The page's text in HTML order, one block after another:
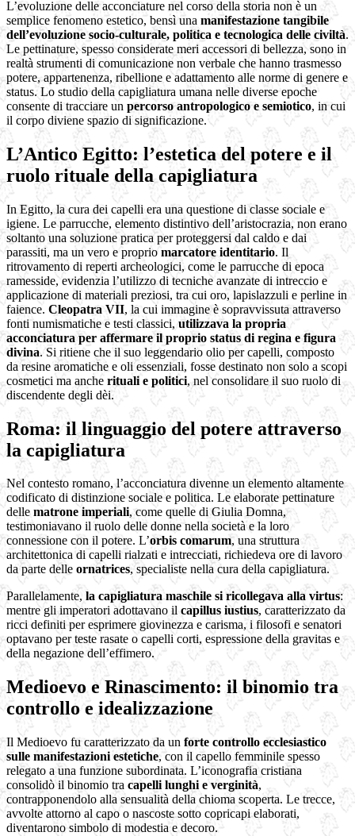
L’evoluzione delle acconciature nel corso della storia non è un
semplice fenomeno estetico, bensì una manifestazione tangibile
dell’evoluzione socio-culturale, politica e tecnologica delle civiltà.
Le pettinature, spesso considerate meri accessori di bellezza, sono in
realtà strumenti di comunicazione non verbale che hanno trasmesso
potere, appartenenza, ribellione e adattamento alle norme di genere e
status. Lo studio della capigliatura umana nelle diverse epoche
consente di tracciare un percorso antropologico e semiotico, in cui
il corpo diviene spazio di significazione.
L’Antico Egitto: l’estetica del potere e il
ruolo rituale della capigliatura
In Egitto, la cura dei capelli era una questione di classe sociale e
igiene. Le parrucche, elemento distintivo dell’aristocrazia, non erano
soltanto una soluzione pratica per proteggersi dal caldo e dai
parassiti, ma un vero e proprio marcatore identitario. Il
ritrovamento di reperti archeologici, come le parrucche di epoca
ramesside, evidenzia l’utilizzo di tecniche avanzate di intreccio e
applicazione di materiali preziosi, tra cui oro, lapislazzuli e perline in
faience. Cleopatra VII, la cui immagine è sopravvissuta attraverso
fonti numismatiche e testi classici, utilizzava la propria
acconciatura per affermare il proprio status di regina e figura
divina. Si ritiene che il suo leggendario olio per capelli, composto
da resine aromatiche e oli essenziali, fosse destinato non solo a scopi
cosmetici ma anche rituali e politici, nel consolidare il suo ruolo di
discendente degli dèi.
Roma: il linguaggio del potere attraverso
la capigliatura
Nel contesto romano, l’acconciatura divenne un elemento altamente
codificato di distinzione sociale e politica. Le elaborate pettinature
dellematrone imperiali, come quelle di Giulia Domna,
testimoniavano il ruolo delle donne nella società e la loro
connessione con il potere. L’orbis comarum, una struttura
architettonica di capelli rialzati e intrecciati, richiedeva ore di lavoro
da parte delle ornatrices, specialiste nella cura della capigliatura.
Parallelamente, la capigliatura maschile si ricollegava alla virtus:
mentre gli imperatori adottavano il capillus iustius, caratterizzato da
ricci definiti per esprimere giovinezza e carisma, i filosofi e senatori
optavano per teste rasate o capelli corti, espressione della gravitas e
della negazione dell’effimero.
Medioevo e Rinascimento: il binomio tra
controllo e idealizzazione
Il Medioevo fu caratterizzato da un forte controllo ecclesiastico
sulle manifestazioni estetiche, con il capello femminile spesso
relegato a una funzione subordinata. L’iconografia cristiana
consolidò il binomio tra capelli lunghi e verginità,
contrapponendolo alla sensualità della chioma scoperta. Le trecce,
avvolte attorno al capo o nascoste sotto copricapi elaborati,
diventarono simbolo di modestia e decoro.